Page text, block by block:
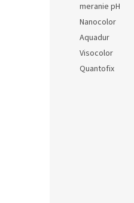
meranie pH
Nanocolor
Aquadur
Visocolor
Quantofix